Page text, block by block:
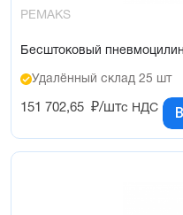
PEMAKS
Бесштоковый
Удалённый склад 25 шт
151 702,65 ₽/штс НДС